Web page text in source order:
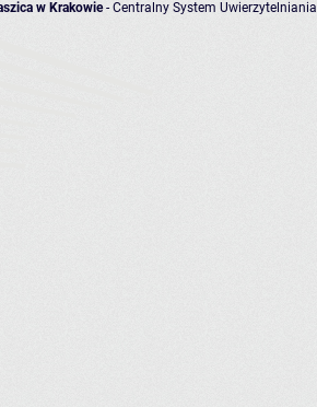
w Krakowie- Centralny System Uwierzytelniania